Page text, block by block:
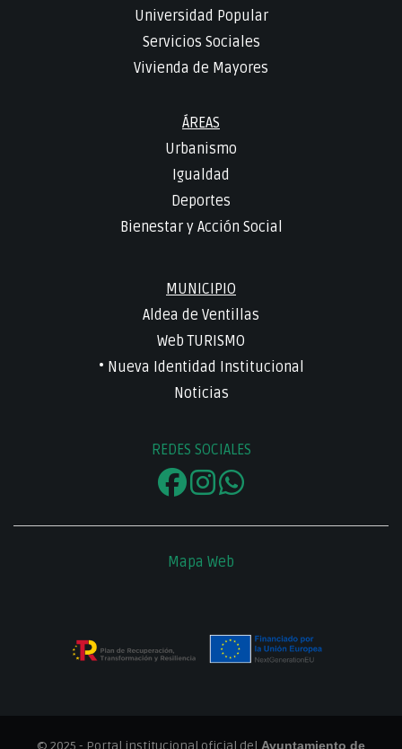
Universidad Popular
Servicios Sociales
Vivienda de Mayores
ÁREAS
Urbanismo
Igualdad
Deportes
Bienestar y Acción Social
MUNICIPIO
Aldea de Ventillas
Web TURISMO
• Nueva Identidad Institucional
Noticias
REDES SOCIALES
Mapa Web
© 2025 - Portal institucional oficial del Ayuntamiento de